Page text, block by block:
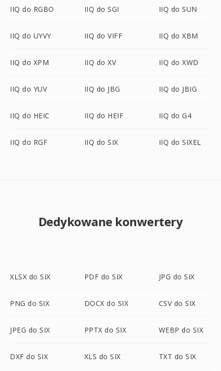
IIQ do RGBO IIQ do SGI IIQ do SUN
IIQ do UYVY IIQ do VIFF IIQ do XBM
IIQ do XPM IIQ do XV IIQ do XWD
IIQ do YUV IIQ do JBG IIQ do JBIG
IIQ do HEIC IIQ do HEIF IIQ do G4
IIQ do RGF IIQ do SIX IIQ do SIXEL
Dedykowane konwertery
XLSX do SIX PDF do SIX JPG do SIX
PNG do SIX DOCX do SIX CSV do SIX
JPEG do SIX PPTX do SIX WEBP do SIX
DXF do SIX XLS do SIX TXT do SIX